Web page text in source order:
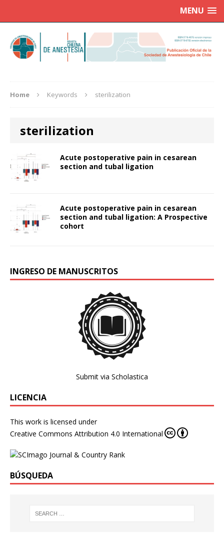
MENU
Home Keywords sterilization
sterilization
Acute postoperative pain in cesarean
section and tubal ligation
Acute postoperative pain in cesarean
section and tubal ligation: A Prospective
cohort
INGRESO DE MANUSCRITOS
Submit via Scholastica
LICENCIA
This work is licensed under
Creative Commons Attribution 4.0 International
BÚSQUEDA